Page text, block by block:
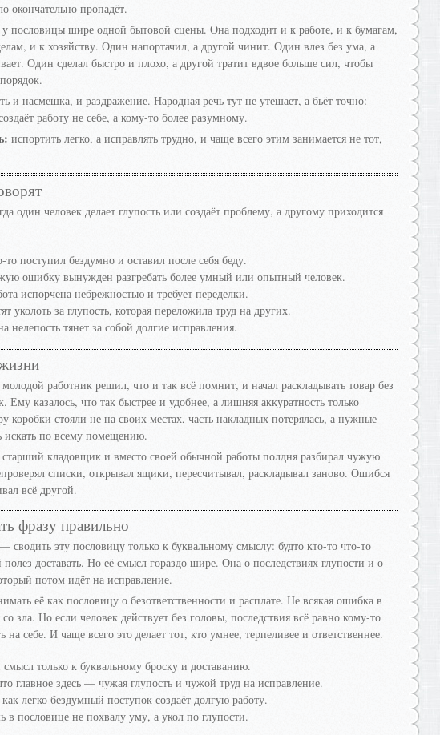
окончательно пропадёт.
пословицы шире одной бытовой сцены. Она подходит и к работе, и к бумагам,
и к хозяйству. Один напортачил, а другой чинит. Один влез без ума, а
Один сделал быстро и плохо, а другой тратит вдвое больше сил, чтобы
и насмешка, и раздражение. Народная речь тут не утешает, а бьёт точно:
работу не себе, а кому-то более разумному.
испортить легко, а исправлять трудно, и чаще всего этим занимается не тот,
один человек делает глупость или создаёт проблему, а другому приходится
то поступил бездумно и оставил после себя беду.
ошибку вынужден разгребать более умный или опытный человек.
испорчена небрежностью и требует переделки.
уколоть за глупость, которая переложила труд на других.
нелепость тянет за собой долгие исправления.
работник решил, что и так всё помнит, и начал раскладывать товар без
Ему казалось, что так быстрее и удобнее, а лишняя аккуратность только
коробки стояли не на своих местах, часть накладных потерялась, а нужные
по всему помещению.
кладовщик и вместо своей обычной работы полдня разбирал чужую
списки, открывал ящики, пересчитывал, раскладывал заново. Ошибся
всё другой.
фразу правильно
сводить эту пословицу только к буквальному смыслу: будто кто-то что-то
доставать. Но её смысл гораздо шире. Она о последствиях глупости и о
потом идёт на исправление.
её как пословицу о безответственности и расплате. Не всякая ошибка в
зла. Но если человек действует без головы, последствия всё равно кому-то
на себе. И чаще всего это делает тот, кто умнее, терпеливее и ответственнее.
только к буквальному броску и доставанию.
главное здесь — чужая глупость и чужой труд на исправление.
легко бездумный поступок создаёт долгую работу.
пословице не похвалу уму, а укол по глупости.